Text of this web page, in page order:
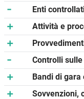
Enti
Attività e
Controlli
Bandi di
Sovvenzioni,